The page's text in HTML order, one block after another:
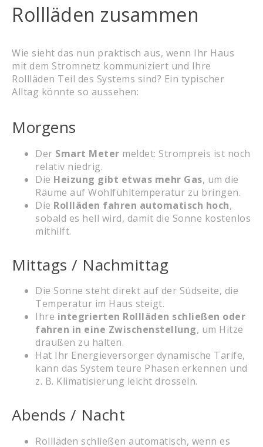
Rollläden zusammen
Wie sieht das nun praktisch aus, wenn Ihr Haus
mit dem Stromnetz kommuniziert und Ihre
Rollläden Teil des Systems sind? Ein typischer
Alltag könnte so aussehen:
Morgens
Der Smart Meter meldet: Strompreis ist noch
relativ niedrig.
Die Heizung gibt etwas mehr Gas, um die
Räume auf Wohlfühltemperatur zu bringen.
Die Rollläden fahren automatisch hoch,
sobald es hell wird, damit die Sonne kostenlos
mithilft.
Mittags / Nachmittag
Die Sonne steht direkt auf der Südseite, die
Temperatur im Haus steigt.
Ihre integrierten Rollläden schließen oder
fahren in eine Zwischenstellung, um Hitze
draußen zu halten.
Hat Ihr Energieversorger dynamische Tarife,
kann das System teure Phasen erkennen und
z. B. Klimatisierung leicht drosseln.
Abends / Nacht
Rollläden schließen automatisch, wenn es